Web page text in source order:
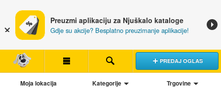
Preuzmi aplikaciju za Njuškalo kataloge
Gdje su akcije? Besplatno preuzimanje aplikacije!
PREDAJ OGLAS
Moja lokacija Kategorije Trgovine